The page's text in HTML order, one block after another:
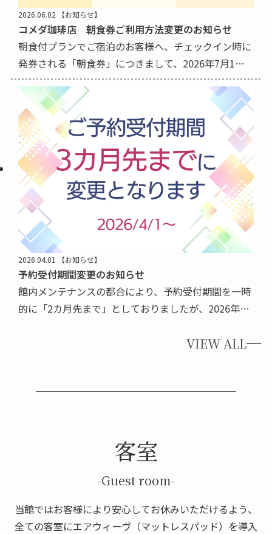
2026.06.02 【お知らせ】
コメダ珈琲店 朝食券ご利用方法変更のお知らせ
朝食付プランでご宿泊のお客様へ、チェックイン時に
発券される「朝食券」につきまして、2026年7月1日
ご利用分(予定)より『コメダ珈琲店』でのご利用方法
を変更いたします。 『コメダ珈琲店』変更後： 朝食
券を、500円の食券 […]
2026.04.01 【お知らせ】
予約受付期間変更のお知らせ
館内メンテナンスの都合により、予約受付期間を一時
的に「2カ月先まで」としておりましたが、2026年4
更いたします。 【変更後の予約受付期間】 ご予約可
VIEW ALL
客室
-Guest room-
当館ではお客様により安心してお休みいただけるよう、
全ての客室にエアウィーヴ（マットレスパッド）を導入